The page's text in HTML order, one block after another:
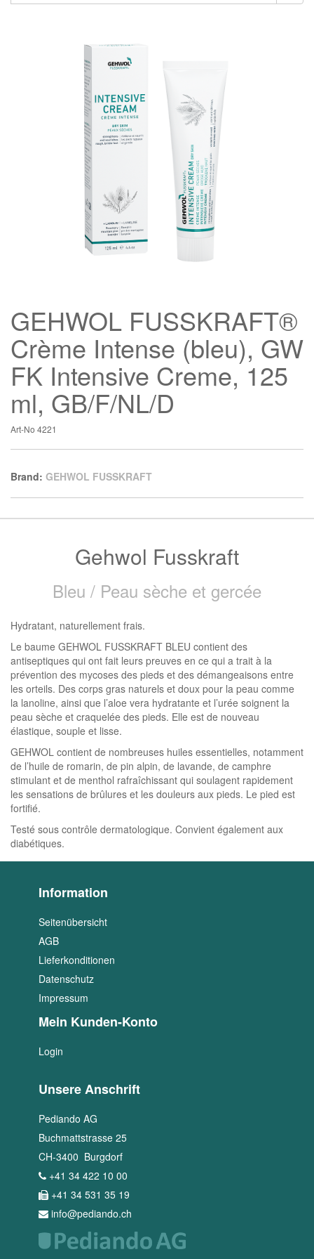
GEHWOL FUSSKRAFT®
Crème Intense (bleu), GW
FK Intensive Creme, 125
ml, GB/F/NL/D
Art-No 4221
Brand: GEHWOL FUSSKRAFT
Gehwol Fusskraft
Bleu / Peau sèche et gercée
Hydratant, naturellement frais.
Le baume GEHWOL FUSSKRAFT BLEU contient des
antiseptiques qui ont fait leurs preuves en ce qui a trait à la
prévention des mycoses des pieds et des démangeaisons entre
les orteils. Des corps gras naturels et doux pour la peau comme
la lanoline, ainsi que l’aloe vera hydratante et l’urée soignent la
peau sèche et craquelée des pieds. Elle est de nouveau
élastique, souple et lisse.
GEHWOL contient de nombreuses huiles essentielles, notamment
de l’huile de romarin, de pin alpin, de lavande, de camphre
stimulant et de menthol rafraîchissant qui soulagent rapidement
les sensations de brûlures et les douleurs aux pieds. Le pied est
fortifié.
Testé sous contrôle dermatologique. Convient également aux
diabétiques.
Information
Seitenübersicht
AGB
Lieferkonditionen
Datenschutz
Impressum
Mein Kunden-Konto
Login
Unsere Anschrift
Pediando AG
Buchmattstrasse 25
CH-3400 Burgdorf
+41 34 422 10 00
+41 34 531 35 19
info@pediando.ch